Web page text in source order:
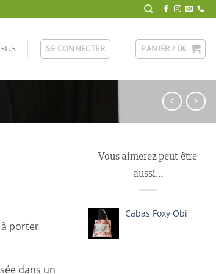
SE CONNECTER PANIER / 0€
à porter
dans un
Vous aimerez peut-être
aussi…
Cabas Foxy Obi